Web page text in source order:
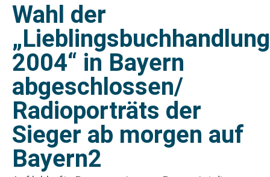
Wahl der
„Lieblingsbuchhandlung
2004“ in Bayern
abgeschlossen/
Radioporträts der
Sieger ab morgen auf
Bayern2